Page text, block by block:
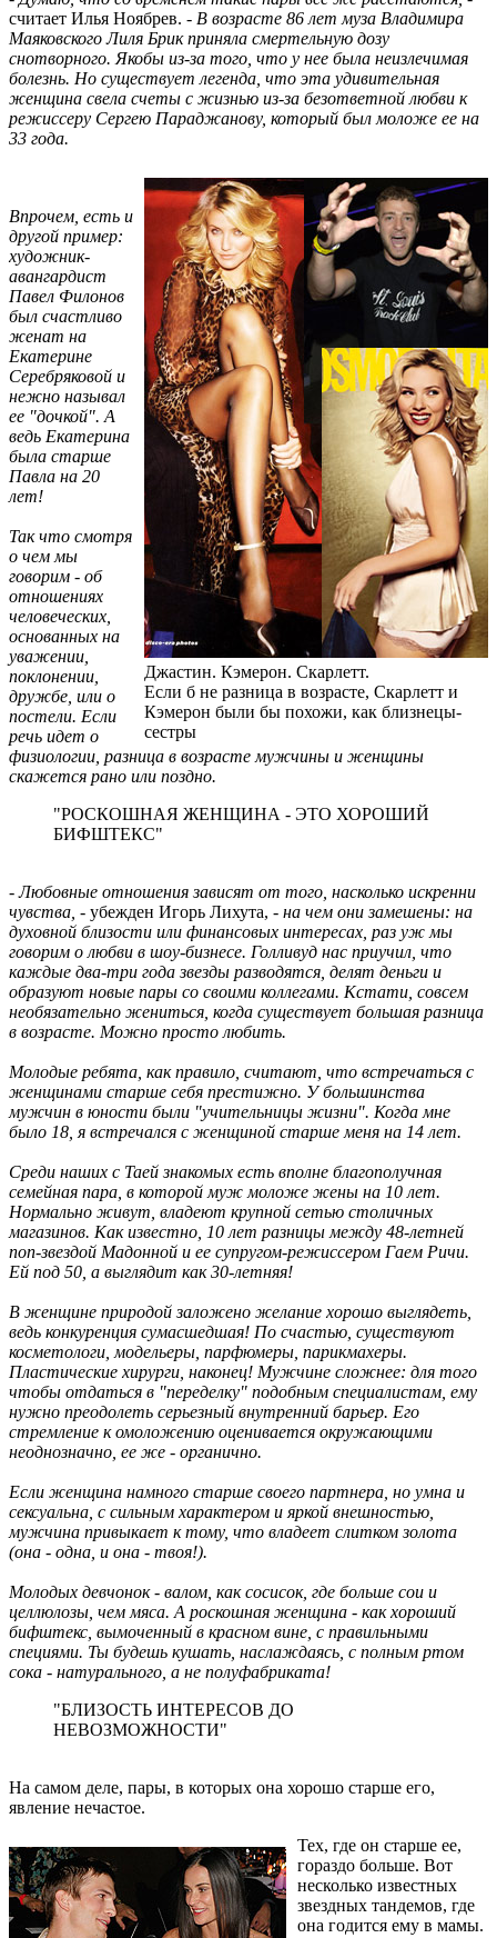
считает Илья Ноябрев. - В возрасте 86 лет муза Владимира
Маяковского Лиля Брик приняла смертельную дозу
снотворного. Якобы из-за того, что у нее была неизлечимая
болезнь. Но существует легенда, что эта удивительная
женщина свела счеты с жизнью из-за безответной любви к
режиссеру Сергею Параджанову, который был моложе ее на
33 года.
Джастин. Кэмерон. Скарлетт.
Если б не разница в возрасте, Скарлетт и
Кэмерон были бы похожи, как близнецы-
сестры
Впрочем, есть и
другой пример:
художник-
авангардист
Павел Филонов
был счастливо
женат на
Екатерине
Серебряковой и
нежно называл
ее "дочкой". А
ведь Екатерина
была старше
Павла на 20
лет!
Так что смотря
о чем мы
говорим - об
отношениях
человеческих,
основанных на
уважении,
поклонении,
дружбе, или о
постели. Если
речь идет о
физиологии, разница в возрасте мужчины и женщины
скажется рано или поздно.
"РОСКОШНАЯ ЖЕНЩИНА - ЭТО ХОРОШИЙ
БИФШТЕКС"
- Любовные отношения зависят от того, насколько искренни
чувства, - убежден Игорь Лихута, - на чем они замешены: на
духовной близости или финансовых интересах, раз уж мы
говорим о любви в шоу-бизнесе. Голливуд нас приучил, что
каждые два-три года звезды разводятся, делят деньги и
образуют новые пары со своими коллегами. Кстати, совсем
необязательно жениться, когда существует большая разница
в возрасте. Можно просто любить.
Молодые ребята, как правило, считают, что встречаться с
женщинами старше себя престижно. У большинства
мужчин в юности были "учительницы жизни". Когда мне
было 18, я встречался с женщиной старше меня на 14 лет.
Среди наших с Таей знакомых есть вполне благополучная
семейная пара, в которой муж моложе жены на 10 лет.
Нормально живут, владеют крупной сетью столичных
магазинов. Как известно, 10 лет разницы между 48-летней
поп-звездой Мадонной и ее супругом-режиссером Гаем Ричи.
Ей под 50, а выглядит как 30-летняя!
В женщине природой заложено желание хорошо выглядеть,
ведь конкуренция сумасшедшая! По счастью, существуют
косметологи, модельеры, парфюмеры, парикмахеры.
Пластические хирурги, наконец! Мужчине сложнее: для того
чтобы отдаться в "переделку" подобным специалистам, ему
нужно преодолеть серьезный внутренний барьер. Его
стремление к омоложению оценивается окружающими
неоднозначно, ее же - органично.
Если женщина намного старше своего партнера, но умна и
сексуальна, с сильным характером и яркой внешностью,
мужчина привыкает к тому, что владеет слитком золота
(она - одна, и она - твоя!).
Молодых девчонок - валом, как сосисок, где больше сои и
целлюлозы, чем мяса. А роскошная женщина - как хороший
бифштекс, вымоченный в красном вине, с правильными
специями. Ты будешь кушать, наслаждаясь, с полным ртом
сока - натурального, а не полуфабриката!
"БЛИЗОСТЬ ИНТЕРЕСОВ ДО
НЕВОЗМОЖНОСТИ"
На самом деле, пары, в которых она хорошо старше его,
явление нечастое.
Тех, где он старше ее,
гораздо больше. Вот
несколько известных
звездных тандемов, где
она годится ему в мамы.